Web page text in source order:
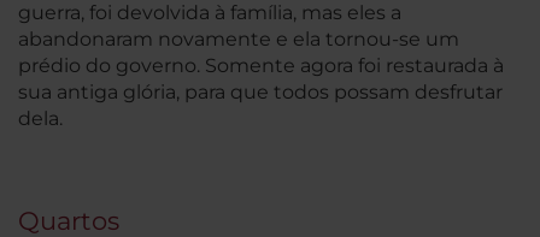
guerra, foi devolvida à família, mas eles a
abandonaram novamente e ela tornou-se um
prédio do governo. Somente agora foi restaurada à
sua antiga glória, para que todos possam desfrutar
dela.
Quartos